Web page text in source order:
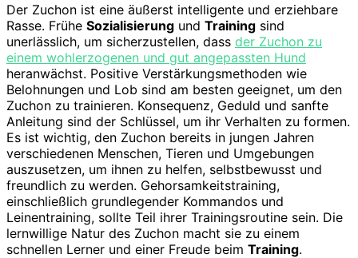
Der Zuchon ist eine äußerst intelligente und erziehbare
Rasse. Frühe Sozialisierung und Training sind
unerlässlich, um sicherzustellen, dass der Zuchon zu
einem wohlerzogenen und gut angepassten Hund
heranwächst. Positive Verstärkungsmethoden wie
Belohnungen und Lob sind am besten geeignet, um den
Zuchon zu trainieren. Konsequenz, Geduld und sanfte
Anleitung sind der Schlüssel, um ihr Verhalten zu formen.
Es ist wichtig, den Zuchon bereits in jungen Jahren
verschiedenen Menschen, Tieren und Umgebungen
auszusetzen, um ihnen zu helfen, selbstbewusst und
freundlich zu werden. Gehorsamkeitstraining,
einschließlich grundlegender Kommandos und
Leinentraining, sollte Teil ihrer Trainingsroutine sein. Die
lernwillige Natur des Zuchon macht sie zu einem
schnellen Lerner und einer Freude beim Training.